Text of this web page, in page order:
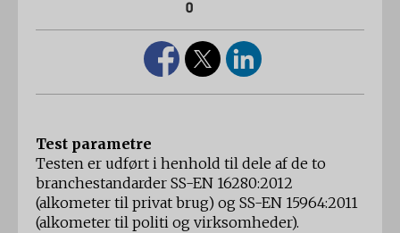
0
Test parametre
Testen er udført i henhold til dele af de to
branchestandarder SS-EN 16280:2012
(alkometer til privat brug) og SS-EN 15964:2011
(alkometer til politi og virksomheder).